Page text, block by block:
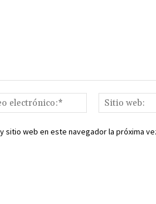
Correo
electrónico:*
sitio web en este navegador la próxima